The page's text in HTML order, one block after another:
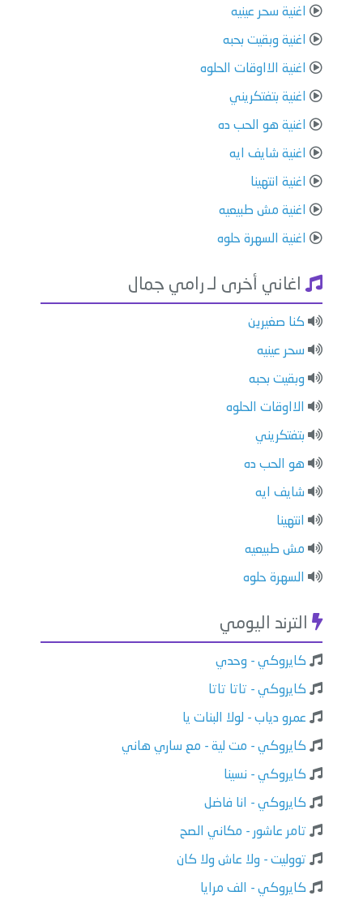
اغنية سحر عينيه
اغنية وبقيت بحبه
اغنية الااوقات الحلوه
اغنية ⁠بتفتكريني
اغنية هو الحب ده
اغنية ⁠شايف ايه
اغنية ⁠انتهينا
اغنية ⁠⁠مش طبيعيه
اغنية السهرة حلوه
اغاني أخرى لـ رامي جمال
كنا صغيرين
سحر عينيه
وبقيت بحبه
الااوقات الحلوه
⁠بتفتكريني
هو الحب ده
⁠شايف ايه
⁠انتهينا
⁠⁠مش طبيعيه
السهرة حلوه
الترند اليومي
كايروكي - وحدي
كايروكي - تاتا تاتا
عمرو دياب - لولا البنات يا
كايروكي - مت لية - مع ساري هاني
كايروكي - نسينا
كايروكي - انا فاضل
تامر عاشور - مكاني الصح
تووليت - ولا عاش ولا كان
كايروكي - الف مرايا